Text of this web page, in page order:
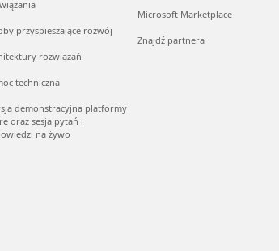
przyspieszające rozwój
rozwiązań
techniczna
demonstracyjna platformy
oraz sesja pytań i
na żywo
Microsoft Marketplace
Znajdź partnera